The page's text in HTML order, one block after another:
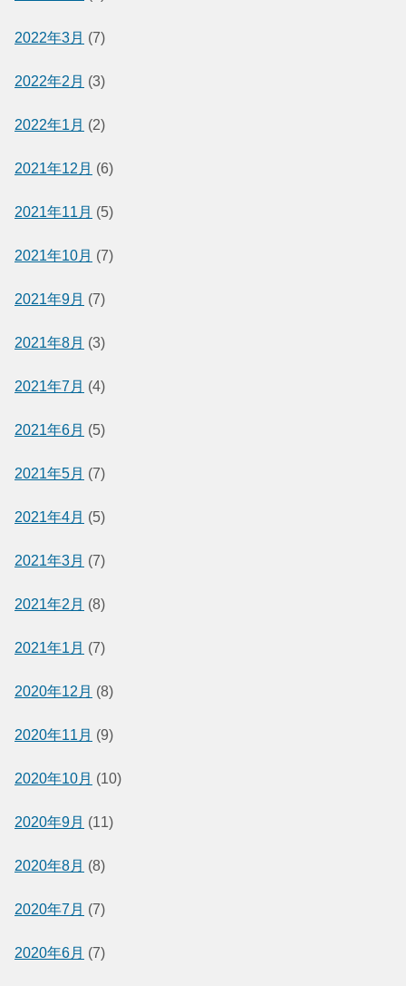
2022年3月 (7)
2022年2月 (3)
2022年1月 (2)
2021年12月 (6)
2021年11月 (5)
2021年10月 (7)
2021年9月 (7)
2021年8月 (3)
2021年7月 (4)
2021年6月 (5)
2021年5月 (7)
2021年4月 (5)
2021年3月 (7)
2021年2月 (8)
2021年1月 (7)
2020年12月 (8)
2020年11月 (9)
2020年10月 (10)
2020年9月 (11)
2020年8月 (8)
2020年7月 (7)
2020年6月 (7)